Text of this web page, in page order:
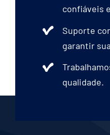
confiáveis
Suporte
garantir
qualidade.